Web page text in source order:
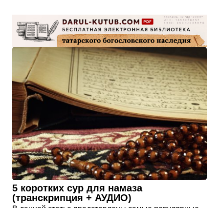
5 коротких сур для намаза
(транскрипция + АУДИО)